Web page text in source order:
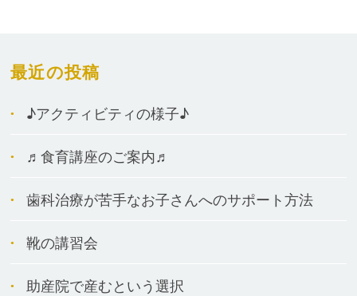
最近の投稿
♪アクティビティの様子♪
♬食育講座のご案内♬
歯科治療が苦手なお子さんへのサポート方法
靴の講習会
助産院で産むという選択